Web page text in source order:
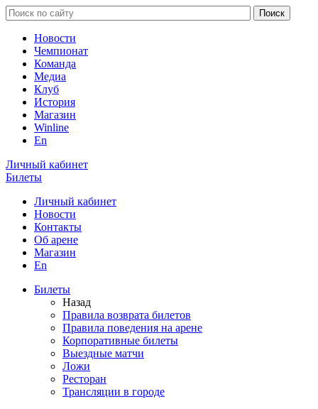
Новости
Чемпионат
Команда
Медиа
Клуб
История
Магазин
Winline
En
Личный кабинет
Билеты
Личный кабинет
Новости
Контакты
Об арене
Магазин
En
Билеты
Назад
Правила возврата билетов
Правила поведения на арене
Корпоративные билеты
Выездные матчи
Ложи
Ресторан
Трансляции в городе